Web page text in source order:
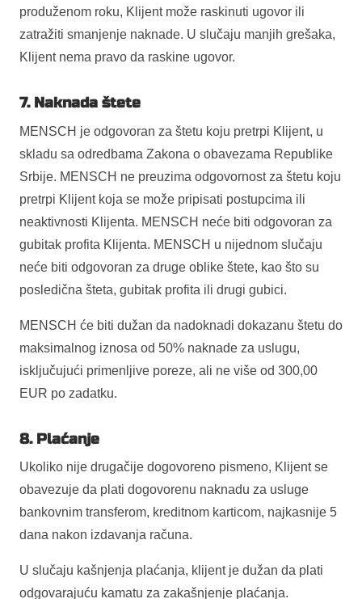
produženom roku, Klijent može raskinuti ugovor ili
zatražiti smanjenje naknade. U slučaju manjih grešaka,
Klijent nema pravo da raskine ugovor.
7. Naknada štete
MENSCH je odgovoran za štetu koju pretrpi Klijent, u
skladu sa odredbama Zakona o obavezama Republike
Srbije. MENSCH ne preuzima odgovornost za štetu koju
pretrpi Klijent koja se može pripisati postupcima ili
neaktivnosti Klijenta. MENSCH neće biti odgovoran za
gubitak profita Klijenta. MENSCH u nijednom slučaju
neće biti odgovoran za druge oblike štete, kao što su
posledična šteta, gubitak profita ili drugi gubici.
MENSCH će biti dužan da nadoknadi dokazanu štetu do
maksimalnog iznosa od 50% naknade za uslugu,
isključujući primenljive poreze, ali ne više od 300,00
EUR po zadatku.
8. Plaćanje
Ukoliko nije drugačije dogovoreno pismeno, Klijent se
obavezuje da plati dogovorenu naknadu za usluge
bankovnim transferom, kreditnom karticom, najkasnije 5
dana nakon izdavanja računa.
U slučaju kašnjenja plaćanja, klijent je dužan da plati
odgovarajuću kamatu za zakašnjenje plaćanja.